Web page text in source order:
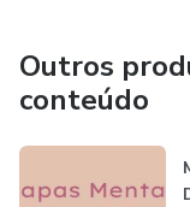
Incidente de
Auxiliares da Justiça
Outros
conteúdo